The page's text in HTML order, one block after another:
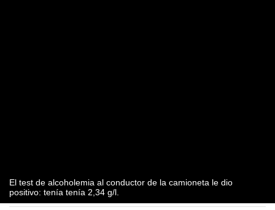
El test de alcoholemia al conductor de la camioneta le dio
positivo: tenía tenía 2,34 g/l.